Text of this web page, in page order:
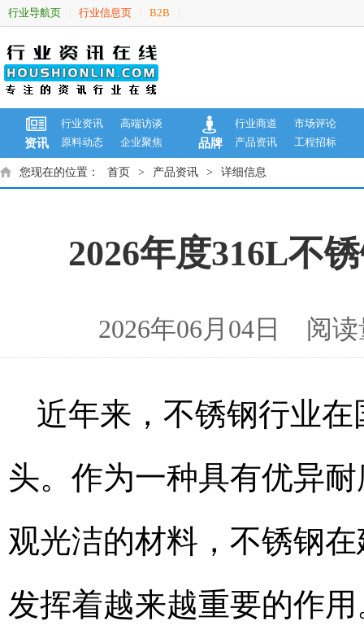
行业导航页 行业信息页 B2B
资讯
行业资讯
高端访谈
原料动态
企业聚焦 品牌
行业商道
市场评论
产品资讯
工程招标
您现在的位置： 首页 > 产品资讯 > 详细信息
2026年度316L不
2026年06月04日 阅
近年来，不锈钢行业
头。作为一种具有优异
观光洁的材料，不锈钢
发挥着越来越重要的作